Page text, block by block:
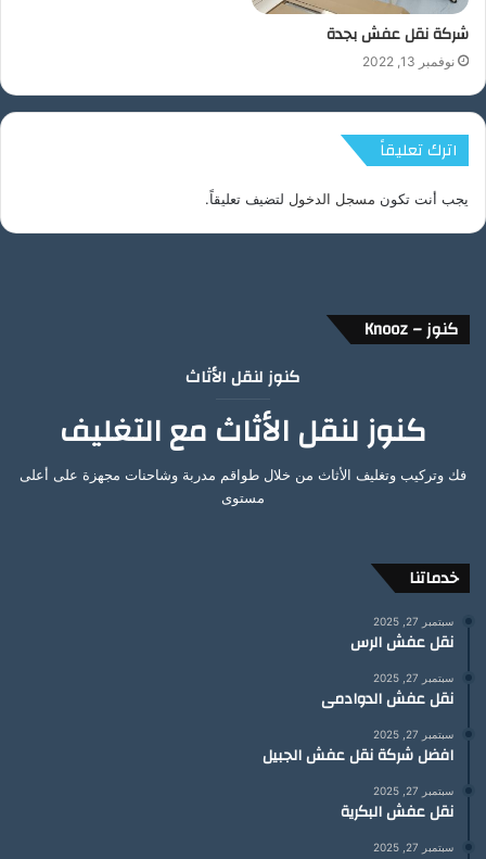
شركة نقل عفش بجدة
نوفمبر 13, 2022
اترك تعليقاً
يجب أنت تكون مسجل الدخول لتضيف تعليقاً.
كنوز – Knooz
كنوز لنقل الأثاث
كنوز لنقل الأثاث مع التغليف
فك وتركيب وتغليف الأثاث من خلال طواقم مدربة وشاحنات مجهزة على أعلى
مستوى
خدماتنا
سبتمبر 27, 2025
نقل عفش الرس
سبتمبر 27, 2025
نقل عفش الدوادمى
سبتمبر 27, 2025
افضل شركة نقل عفش الجبيل
سبتمبر 27, 2025
نقل عفش البكرية
سبتمبر 27, 2025